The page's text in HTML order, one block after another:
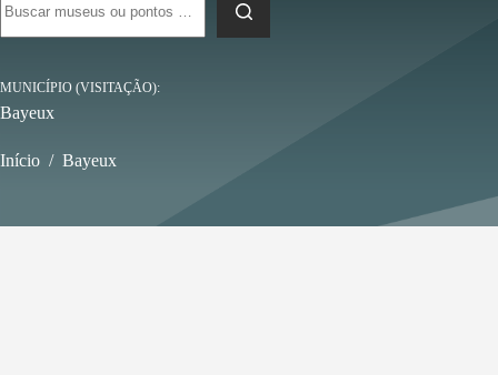
resultados
MUNICÍPIO (VISITAÇÃO)
Bayeux
Início / Bayeux